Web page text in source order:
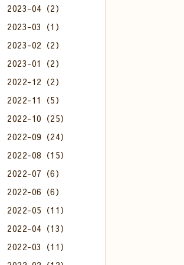
2023-04（2）
2023-03（1）
2023-02（2）
2023-01（2）
2022-12（2）
2022-11（5）
2022-10（25）
2022-09（24）
2022-08（15）
2022-07（6）
2022-06（6）
2022-05（11）
2022-04（13）
2022-03（11）